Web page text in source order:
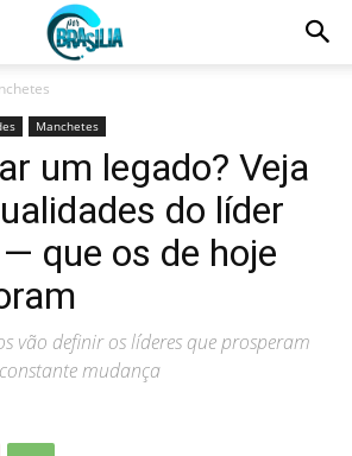
Manchetes
um legado? Veja
do líder
que os de hoje
vão definir os líderes que prosperam
mudança